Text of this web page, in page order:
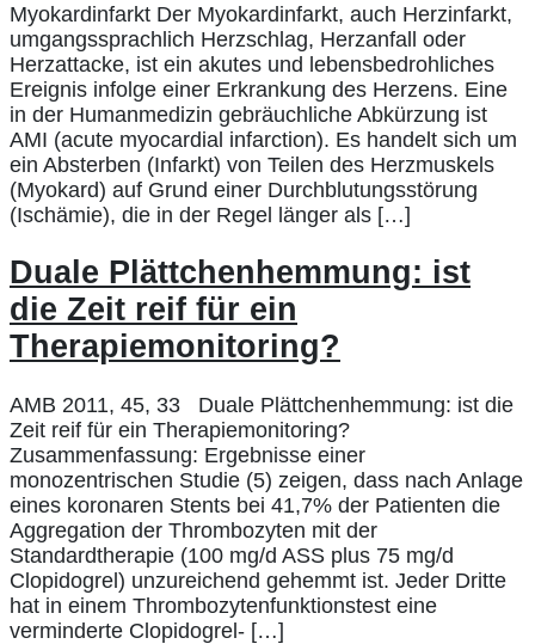
Myokardinfarkt Der Myokardinfarkt, auch Herzinfarkt,
umgangssprachlich Herzschlag, Herzanfall oder
Herzattacke, ist ein akutes und lebensbedrohliches
Ereignis infolge einer Erkrankung des Herzens. Eine
in der Humanmedizin gebräuchliche Abkürzung ist
AMI (acute myocardial infarction). Es handelt sich um
ein Absterben (Infarkt) von Teilen des Herzmuskels
(Myokard) auf Grund einer Durchblutungsstörung
(Ischämie), die in der Regel länger als […]
Duale Plättchenhemmung: ist
die Zeit reif für ein
Therapiemonitoring?
AMB 2011, 45, 33 Duale Plättchenhemmung: ist die
Zeit reif für ein Therapiemonitoring?
Zusammenfassung: Ergebnisse einer
monozentrischen Studie (5) zeigen, dass nach Anlage
eines koronaren Stents bei 41,7% der Patienten die
Aggregation der Thrombozyten mit der
Standardtherapie (100 mg/d ASS plus 75 mg/d
Clopidogrel) unzureichend gehemmt ist. Jeder Dritte
hat in einem Thrombozytenfunktionstest eine
verminderte Clopidogrel- […]